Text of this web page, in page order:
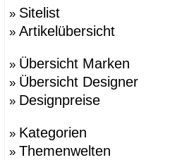
» Sitelist
» Artikelübersicht
» Übersicht Marken
» Übersicht Designer
» Designpreise
» Kategorien
» Themenwelten